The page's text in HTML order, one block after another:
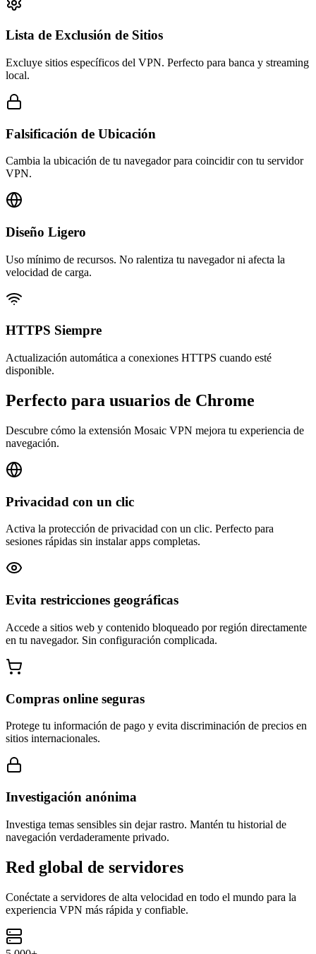
Lista de Exclusión de Sitios
Excluye sitios específicos del VPN. Perfecto para banca y streaming
local.
Falsificación de Ubicación
Cambia la ubicación de tu navegador para coincidir con tu servidor
VPN.
Diseño Ligero
Uso mínimo de recursos. No ralentiza tu navegador ni afecta la
velocidad de carga.
HTTPS Siempre
Actualización automática a conexiones HTTPS cuando esté
disponible.
Perfecto para usuarios de Chrome
Descubre cómo la extensión Mosaic VPN mejora tu experiencia de
navegación.
Privacidad con un clic
Activa la protección de privacidad con un clic. Perfecto para
sesiones rápidas sin instalar apps completas.
Evita restricciones geográficas
Accede a sitios web y contenido bloqueado por región directamente
en tu navegador. Sin configuración complicada.
Compras online seguras
Protege tu información de pago y evita discriminación de precios en
sitios internacionales.
Investigación anónima
Investiga temas sensibles sin dejar rastro. Mantén tu historial de
navegación verdaderamente privado.
Red global de servidores
Conéctate a servidores de alta velocidad en todo el mundo para la
experiencia VPN más rápida y confiable.